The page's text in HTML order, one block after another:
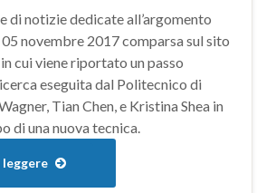
di notizie dedicate all’argomento
05 novembre 2017 comparsa sul sito
in cui viene riportato un passo
eseguita dal Politecnico di
Tian Chen, e Kristina Shea in
di una nuova tecnica.
leggere